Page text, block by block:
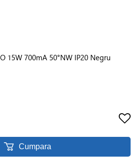
15W 700mA 50°NW IP20 Negru
Cumpara